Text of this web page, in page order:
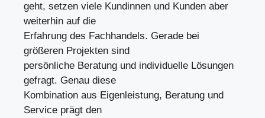
geht, setzen viele Kundinnen und Kunden aber
weiterhin auf die
Erfahrung des Fachhandels. Gerade bei
größeren Projekten sind
persönliche Beratung und individuelle Lösungen
gefragt. Genau diese
Kombination aus Eigenleistung, Beratung und
Service prägt den